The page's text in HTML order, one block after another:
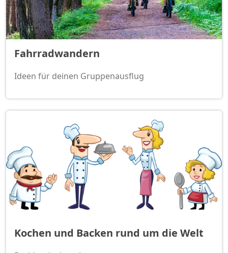
Fahrradwandern
Ideen für deinen Gruppenausflug
Kochen und Backen rund um die Welt